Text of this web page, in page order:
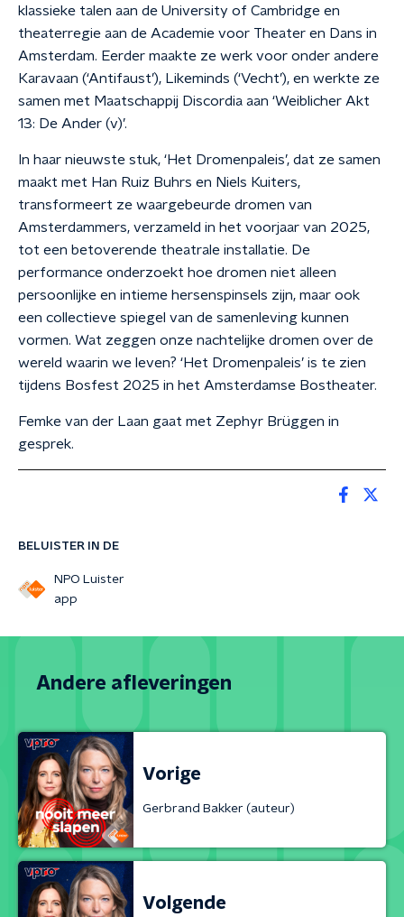
BELUISTER IN DE
NPO Luister
app
klassieke talen aan de University of Cambridge en
theaterregie aan de Academie voor Theater en Dans in
Amsterdam. Eerder maakte ze werk voor onder andere
Karavaan (‘Antifaust’), Likeminds (‘Vecht’), en werkte ze
samen met Maatschappij Discordia aan ‘Weiblicher Akt
13: De Ander (v)’.
In haar nieuwste stuk, ‘Het Dromenpaleis’, dat ze samen
maakt met Han Ruiz Buhrs en Niels Kuiters,
transformeert ze waargebeurde dromen van
Amsterdammers, verzameld in het voorjaar van 2025,
tot een betoverende theatrale installatie. De
performance onderzoekt hoe dromen niet alleen
persoonlijke en intieme hersenspinsels zijn, maar ook
een collectieve spiegel van de samenleving kunnen
vormen. Wat zeggen onze nachtelijke dromen over de
wereld waarin we leven? ‘Het Dromenpaleis’ is te zien
tijdens Bosfest 2025 in het Amsterdamse Bostheater.
Femke van der Laan gaat met Zephyr Brüggen in
gesprek.
Andere afleveringen
Vorige
Gerbrand Bakker (auteur)
Volgende